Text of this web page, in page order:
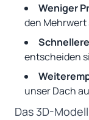
Weniger
den
entscheiden
unser Dach
Das 3D-